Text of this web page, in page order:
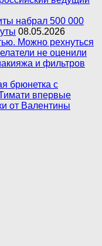
набрал 500 000
08.05.2026
Можно рехнуться
не оценили
и фильтров
брюнетка с
впервые
от Валентины